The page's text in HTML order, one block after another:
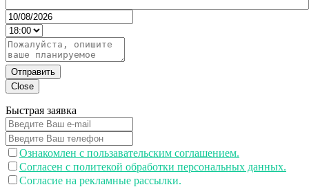
Отправить
Close
Быстрая заявка
Ознакомлен с пользавательским соглашением.
Согласен с политекой обработки персональных данных.
Согласие на рекламные рассылки.